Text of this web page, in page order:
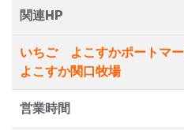
関連HP
いちご よこすかポートマ
よこすか関口牧場
営業時間